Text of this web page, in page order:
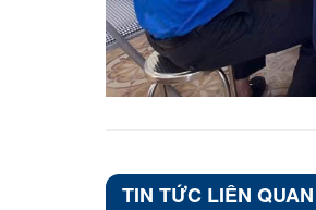
TIN TỨC LIÊN QUAN